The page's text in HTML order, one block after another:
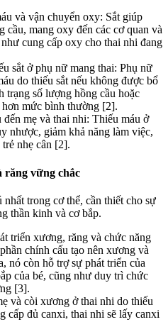
và vận chuyển oxy: Sắt giúp
cầu, mang oxy đến các cơ quan và
cung cấp oxy cho thai nhi đang
sắt ở phụ nữ mang thai: Phụ nữ
do thiếu sắt nếu không được bổ
trạng số lượng hồng cầu hoặc
mức bình thường [2].
mẹ và thai nhi: Thiếu máu ở
nhược, giảm khả năng làm việc,
nhẹ cân [2].
răng vững chắc
trong cơ thể, cần thiết cho sự
thần kinh và cơ bắp.
triển xương, răng và chức năng
chính cấu tạo nên xương và
nó còn hỗ trợ sự phát triển của
của bé, cũng như duy trì chức
[3].
và còi xương ở thai nhi do thiếu
cấp đủ canxi, thai nhi sẽ lấy canxi